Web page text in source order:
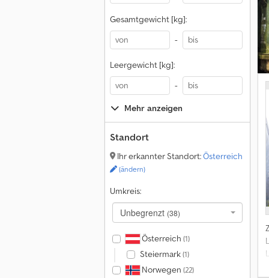
Gesamtgewicht [kg]:
-
Leergewicht [kg]:
-
Mehr anzeigen
Standort
Ihr erkannter Standort:Österreich
(ändern)
Umkreis:
Unbegrenzt (38)
Österreich (1)
Steiermark(1)
Norwegen (22)